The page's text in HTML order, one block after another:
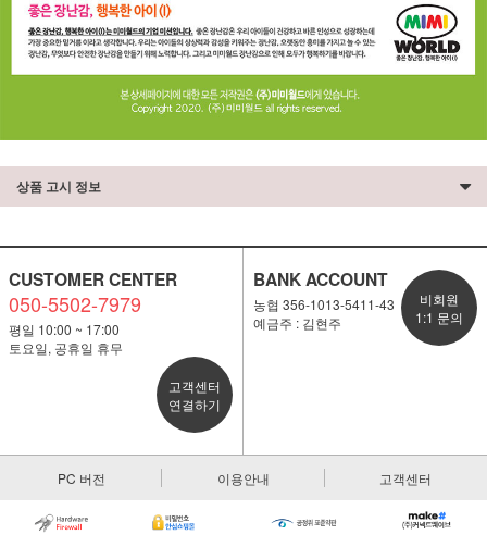
상품 고시 정보
CUSTOMER CENTER
050-5502-7979
평일 10:00 ~ 17:00
토요일, 공휴일 휴무
고객센터
연결하기
BANK ACCOUNT
농협 356-1013-5411-43
예금주 : 김현주
비회원
1:1 문의
PC 버전 이용안내 고객센터